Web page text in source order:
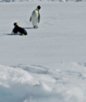
rachat des
du
générer de
sont